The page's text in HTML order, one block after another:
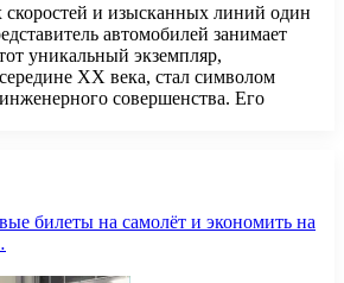
и изысканных линий один
автомобилей занимает
уникальный экземпляр,
XX века, стал символом
совершенства. Его
билеты на самолёт и экономить на